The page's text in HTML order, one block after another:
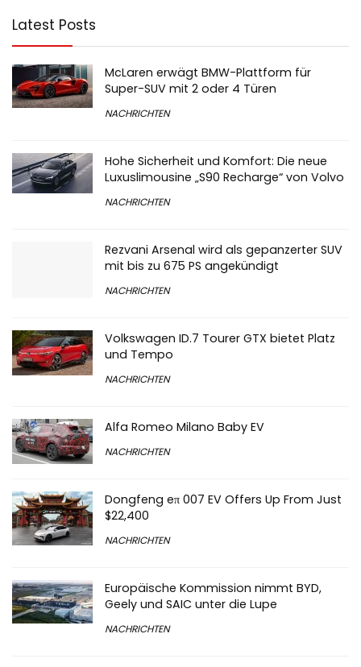
Latest Posts
McLaren erwägt BMW-Plattform für
Super-SUV mit 2 oder 4 Türen
NACHRICHTEN
Hohe Sicherheit und Komfort: Die neue
Luxuslimousine „S90 Recharge“ von Volvo
NACHRICHTEN
Rezvani Arsenal wird als gepanzerter SUV
mit bis zu 675 PS angekündigt
NACHRICHTEN
Volkswagen ID.7 Tourer GTX bietet Platz
und Tempo
NACHRICHTEN
Alfa Romeo Milano Baby EV
NACHRICHTEN
Dongfeng eπ 007 EV Offers Up From Just
$22,400
NACHRICHTEN
Europäische Kommission nimmt BYD,
Geely und SAIC unter die Lupe
NACHRICHTEN